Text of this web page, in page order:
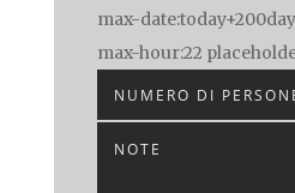
max-
max-hour:22